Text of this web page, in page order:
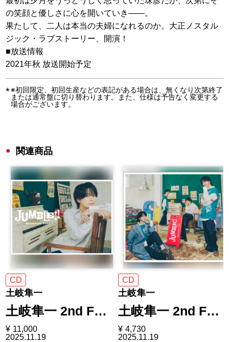
の笑顔と優しさに心を開いていき――。
果たして、二人は本当の夫婦になれるのか。大正ノスタル
ジック・ラブストーリー、開演！
■放送情報
2021年秋 放送開始予定
※初回限定、初回生産などの表記がある場合は、無くなり次第終了
または通常盤に切り替わります。また、仕様は予告なく変更する
場合がございます。
関連商品
CD
土岐隼一
土岐隼一 2nd F…
¥ 11,000
2025.11.19
CD
土岐隼一
土岐隼一 2nd F…
¥ 4,730
2025.11.19